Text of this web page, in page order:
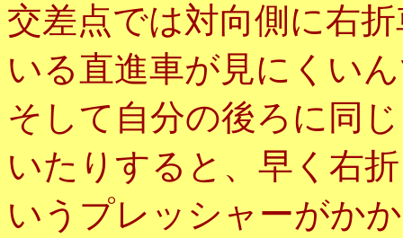
交差点では対向側に右
いる直進車が見にくい
そして自分の後ろに同
いたりすると、早く右
いうプレッシャーがか